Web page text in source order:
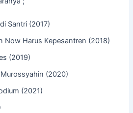
Santri (2017)
Now Harus Kepesantren (2018)
(2019)
Murossyahin (2020)
(2021)